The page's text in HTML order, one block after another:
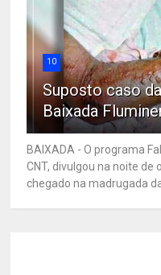
10
Suposto caso
Baixada
BAIXADA - O programa
CNT, divulgou na noite
chegado na madrugada da